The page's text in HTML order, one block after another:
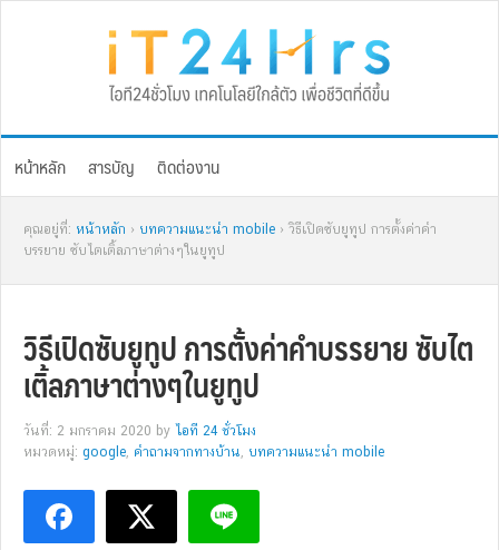
หน้าหลัก สารบัญ ติดต่องาน
คุณอยู่ที่: หน้าหลัก › บทความแนะนำ mobile › วิธีเปิดซับยูทูป การตั้งค่าคำ
บรรยาย ซับไตเติ้ลภาษาต่างๆในยูทูป
วิธีเปิดซับยูทูป การตั้งค่าคำบรรยาย ซับไต
เติ้ลภาษาต่างๆในยูทูป
วันที่: 2 มกราคม 2020 by ไอที 24 ชั่วโมง
หมวดหมู่: google, คำถามจากทางบ้าน, บทความแนะนำ mobile